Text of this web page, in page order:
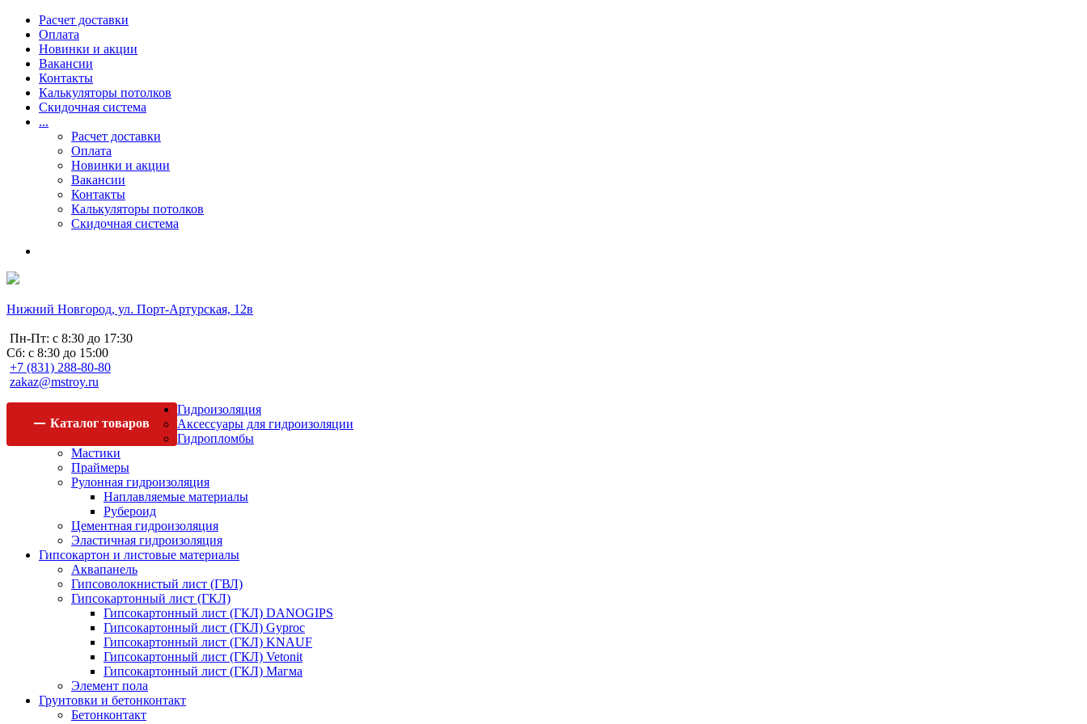
Расчет доставки
Оплата
Новинки и акции
Вакансии
Контакты
Калькуляторы потолков
Скидочная система
...
Расчет доставки
Оплата
Новинки и акции
Вакансии
Контакты
Калькуляторы потолков
Скидочная система
Нижний Новгород, ул. Порт-Артурская, 12в
Пн-Пт: с 8:30 до 17:30
Сб: с 8:30 до 15:00
+7 (831) 288-80-80
zakaz@mstroy.ru
Каталог товаров
Гидроизоляция
Аксессуары для гидроизоляции
Гидропломбы
Мастики
Праймеры
Рулонная гидроизоляция
Наплавляемые материалы
Рубероид
Цементная гидроизоляция
Эластичная гидроизоляция
Гипсокартон и листовые материалы
Аквапанель
Гипсоволокнистый лист (ГВЛ)
Гипсокартонный лист (ГКЛ)
Гипсокартонный лист (ГКЛ) DANOGIPS
Гипсокартонный лист (ГКЛ) Gyproc
Гипсокартонный лист (ГКЛ) KNAUF
Гипсокартонный лист (ГКЛ) Vetonit
Гипсокартонный лист (ГКЛ) Магма
Элемент пола
Грунтовки и бетонконтакт
Бетонконтакт